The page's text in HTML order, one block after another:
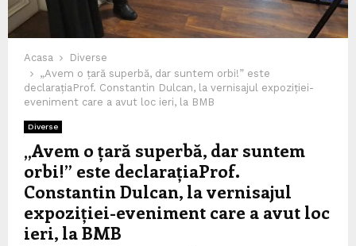
Acasa
Diverse
„Avem o țară superbă, dar suntem orbi!” este
declarațiaProf. Constantin Dulcan, la vernisajul expoziției-
eveniment care a avut loc ieri, la BMB
Diverse
„Avem o țară superbă, dar suntem
orbi!” este declarațiaProf.
Constantin Dulcan, la vernisajul
expoziției-eveniment care a avut loc
ieri, la BMB